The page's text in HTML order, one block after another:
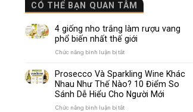
CÓ THỂ BẠN QUAN TÂM
4 giống nho trắng làm rượu vang
phổ biến nhất thế giới
Chức năng bình luận bị tắtở
giống
nho
trắng
làm
Prosecco Và Sparkling Wine Khác
Nhau Như Thế Nào? 10 Điểm So
Sánh Dễ Hiểu Cho Người Mới
Chức năng bình luận bị tắtở